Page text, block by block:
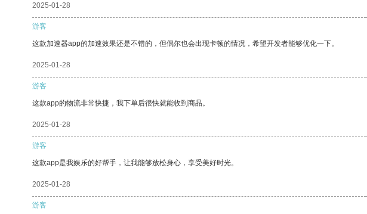
2025-01-28
游客
这款加速器app的加速效果还是不错的，但偶尔也会出现卡顿的情况，希望开发者能够优化一下。
2025-01-28
游客
这款app的物流非常快捷，我下单后很快就能收到商品。
2025-01-28
游客
这款app是我娱乐的好帮手，让我能够放松身心，享受美好时光。
2025-01-28
游客